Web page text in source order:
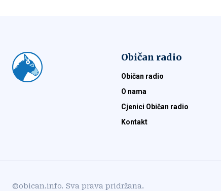
Običan radio
Običan radio
O nama
Cjenici Običan radio
Kontakt
©obican.info. Sva prava pridržana.